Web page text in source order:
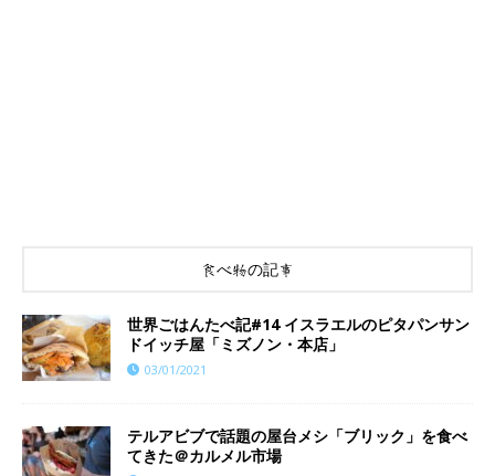
食べ物の記事
世界ごはんたべ記#14 イスラエルのピタパンサン
ドイッチ屋「ミズノン・本店」
03/01/2021
テルアビブで話題の屋台メシ「ブリック」を食べ
てきた＠カルメル市場